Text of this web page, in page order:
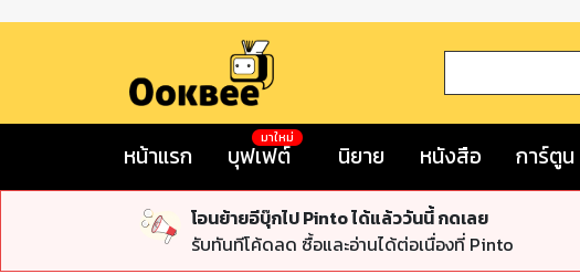
หน้าแรก บุฟเฟต์
มาใหม่
นิยาย หนังสือ การ์ตูน
โอนย้ายอีบุ๊กไป Pinto ได้แล้ววันนี้ กดเลย
รับทันทีโค้ดลด ซื้อและอ่านได้ต่อเนื่องที่ Pinto